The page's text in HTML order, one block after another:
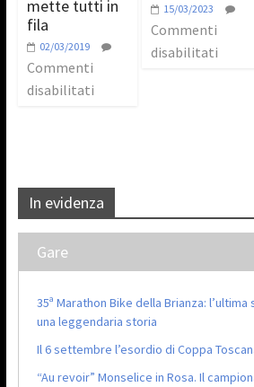
mette tutti in
fila
02/03/2019
Commenti
disabilitati
15/03/2023
Commenti
disabilitati
In evidenza
Gare
35ª Marathon Bike della Brianza:
una leggendaria storia
Il 6 settembre l’esordio di Coppa
“Au revoir” Monselice in Rosa. Il